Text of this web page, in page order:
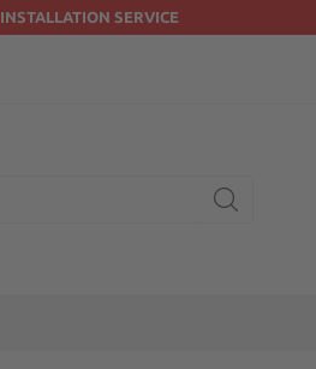
INSTALLATION SERVICE